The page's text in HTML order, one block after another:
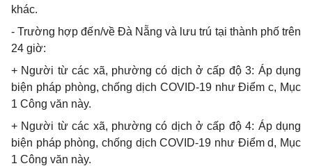
khác.
- Trường hợp đến/về Đà Nẵng và lưu trú tại thành phố trên
24 giờ:
+ Người từ các xã, phường có dịch ở cấp độ 3: Áp dụng
biện pháp phòng, chống dịch COVID-19 như Điểm c, Mục
1 Công văn này.
+ Người từ các xã, phường có dịch ở cấp độ 4: Áp dụng
biện pháp phòng, chống dịch COVID-19 như Điểm d, Mục
1 Công văn này.